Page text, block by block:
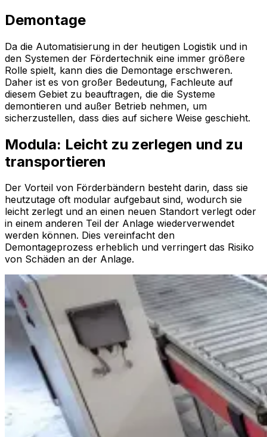
Demontage
Da die Automatisierung in der heutigen Logistik und in
den Systemen der Fördertechnik eine immer größere
Rolle spielt, kann dies die Demontage erschweren.
Daher ist es von großer Bedeutung, Fachleute auf
diesem Gebiet zu beauftragen, die die Systeme
demontieren und außer Betrieb nehmen, um
sicherzustellen, dass dies auf sichere Weise geschieht.
Modula: Leicht zu zerlegen und zu
transportieren
Der Vorteil von Förderbändern besteht darin, dass sie
heutzutage oft modular aufgebaut sind, wodurch sie
leicht zerlegt und an einen neuen Standort verlegt oder
in einem anderen Teil der Anlage wiederverwendet
werden können. Dies vereinfacht den
Demontageprozess erheblich und verringert das Risiko
von Schäden an der Anlage.